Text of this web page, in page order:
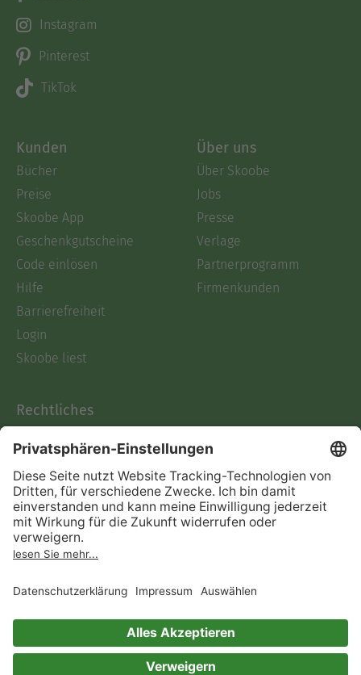
Instagram
Pinterest
TikTok
Kunden
Bücher
Preise
Skoobe App
Geschenkgutscheine
Code einlösen
Hilfe
Barrierefreiheit
Login
Skoobe liest
Über uns
Über Skoobe
Jobs
Presse
Verlage
Partnerprogramm
Firmenkunden
Rechtliches
AGB
Informationen nach Data
Act
Verträge hier kündigen
Impressum
Immer ein gutes Buch